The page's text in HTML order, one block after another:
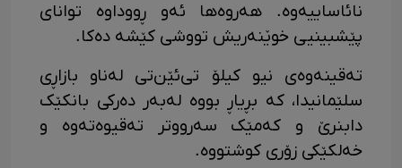
نائاساییەوە. هەروەها ئەو ڕووداوە توانای
پێشبینیی خوێنەریش تووشی کێشە دەکا.
تەقینەوەی نیو کیلۆ تی‌ئێن‌تی لەناو بازاڕی
سلێمانیدا، کە بڕیاڕ بووە لەبەر دەرکی بانکێک
دابنرێ و کەمێک سەرووتر تەقیوەتەوە و
خەلکێکی زۆری کوشتووە.